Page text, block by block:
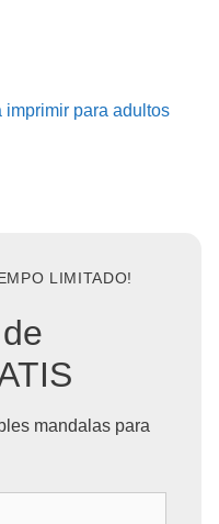
imprimir para adultos
LIMITADO!
mandalas para